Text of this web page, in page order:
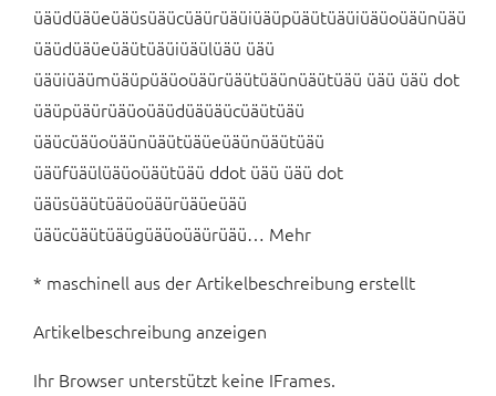
üäüdüäüeüäüsüäücüäürüäüiüäüpüäütüäüiüäüoüäünüäü
üäüdüäüeüäütüäüiüäülüäü üäü
üäüiüäümüäüpüäüoüäürüäütüäünüäütüäü üäü üäü dot
üäüpüäürüäüoüäüdüäüäücüäütüäü
üäücüäüoüäünüäütüäüeüäünüäütüäü
üäüfüäülüäüoüäütüäü ddot üäü üäü dot
üäüsüäütüäüoüäürüäüeüäü
üäücüäütüäügüäüoüäürüäü… Mehr
* maschinell aus der Artikelbeschreibung erstellt
Artikelbeschreibung anzeigen
Ihr Browser unterstützt keine IFrames.